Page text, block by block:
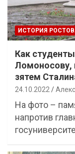
ИСТОРИЯ
Как
Ломоносову,
зятем
24.10.2022
На фото –
напротив